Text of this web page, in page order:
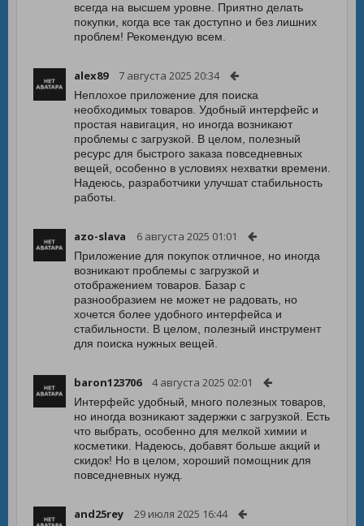
всегда на высшем уровне. Приятно делать
покупки, когда все так доступно и без лишних
проблем! Рекомендую всем.
alex89 7 августа 2025 20:34
Неплохое приложение для поиска
необходимых товаров. Удобный интерфейс и
простая навигация, но иногда возникают
проблемы с загрузкой. В целом, полезный
ресурс для быстрого заказа повседневных
вещей, особенно в условиях нехватки времени.
Надеюсь, разработчики улучшат стабильность
работы.
azo-slava 6 августа 2025 01:01
Приложение для покупок отличное, но иногда
возникают проблемы с загрузкой и
отображением товаров. Базар с
разнообразием не может не радовать, но
хочется более удобного интерфейса и
стабильности. В целом, полезный инструмент
для поиска нужных вещей.
baron123706 4 августа 2025 02:01
Интерфейс удобный, много полезных товаров,
но иногда возникают задержки с загрузкой. Есть
что выбрать, особенно для мелкой химии и
косметики. Надеюсь, добавят больше акций и
скидок! Но в целом, хороший помощник для
повседневных нужд.
and25rey 29 июля 2025 16:44